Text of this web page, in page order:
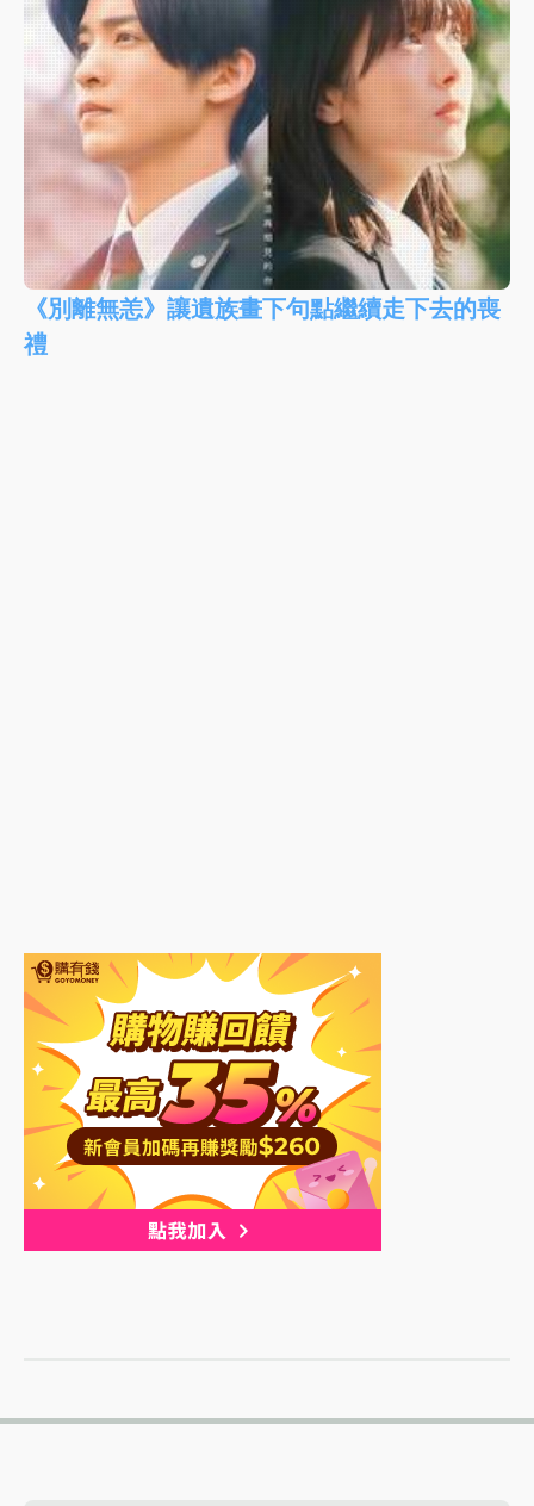
《別離無恙》讓遺族畫下句點繼續走下去的喪
禮